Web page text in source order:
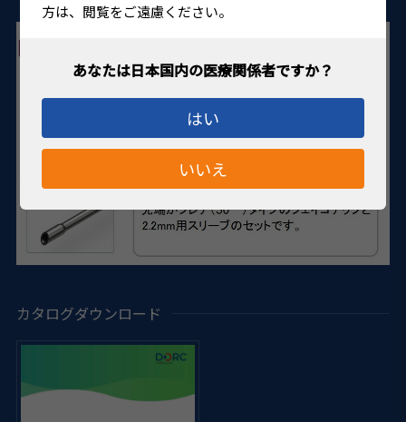
方は、閲覧をご遠慮ください。
はい
いいえ
カタログダウンロード